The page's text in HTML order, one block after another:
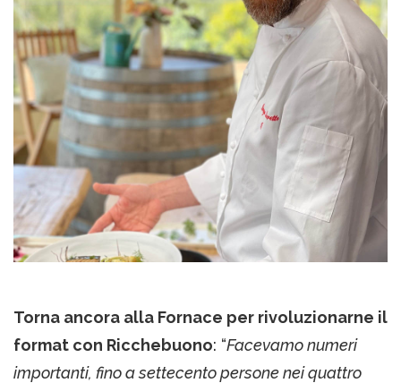
Torna ancora alla Fornace per rivoluzionarne il
format con Ricchebuono: “Facevamo numeri
importanti, fino a settecento persone nei quattro